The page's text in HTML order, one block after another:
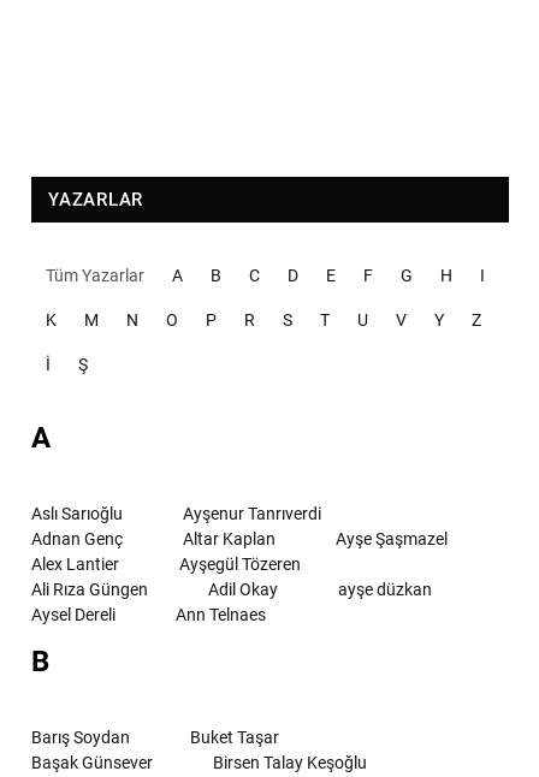
YAZARLAR
Tüm Yazarlar A B C D E F G H I
K M N O P R S T U V Y Z
İ Ş
A
Aslı Sarıoğlu
Ayşenur Tanrıverdi
Adnan Genç
Altar Kaplan
Ayşe Şaşmazel
Alex Lantier
Ayşegül Tözeren
Ali Rıza Güngen
Adil Okay
ayşe düzkan
Aysel Dereli
Ann Telnaes
B
Barış Soydan
Buket Taşar
Başak Günsever
Birsen Talay Keşoğlu